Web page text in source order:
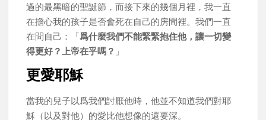
過的最黑暗的聖誕節，而接下來的幾個月裡，我一直
在擔心我的孩子是否會死在自己的房間裡。我們一直
在問自己：「爲什麼我們不能緊緊抱住他，讓一切變
得更好？上帝在乎嗎？ 」
更愛耶穌
當我的兒子以爲我們討厭他時，他並不知道我們對耶
穌（以及對他）的愛比他想像的還要深。